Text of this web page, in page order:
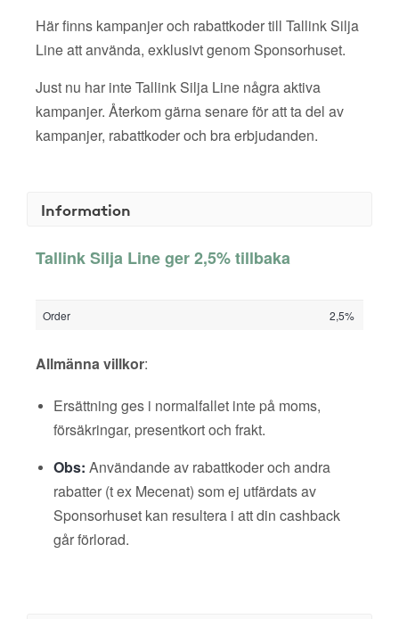
Här finns kampanjer och rabattkoder till Tallink Silja
Line att använda, exklusivt genom Sponsorhuset.
Just nu har inte Tallink Silja Line några aktiva
kampanjer. Återkom gärna senare för att ta del av
kampanjer, rabattkoder och bra erbjudanden.
Information
Tallink Silja Line ger 2,5% tillbaka
Order 2,5%
Allmänna villkor:
Ersättning ges i normalfallet inte på moms,
försäkringar, presentkort och frakt.
Obs: Användande av rabattkoder och andra
rabatter (t ex Mecenat) som ej utfärdats av
Sponsorhuset kan resultera i att din cashback
går förlorad.